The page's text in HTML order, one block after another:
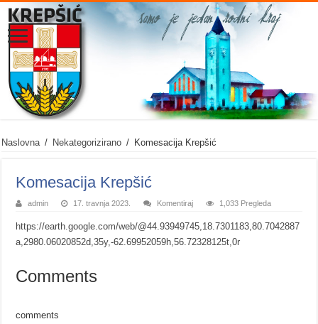
Naslovna / Nekategorizirano / Komesacija Krepšić
Komesacija Krepšić
admin 17. travnja 2023. Komentiraj 1,033 Pregleda
https://earth.google.com/web/@44.93949745,18.7301183,80.7042887
a,2980.06020852d,35y,-62.69952059h,56.72328125t,0r
Comments
comments